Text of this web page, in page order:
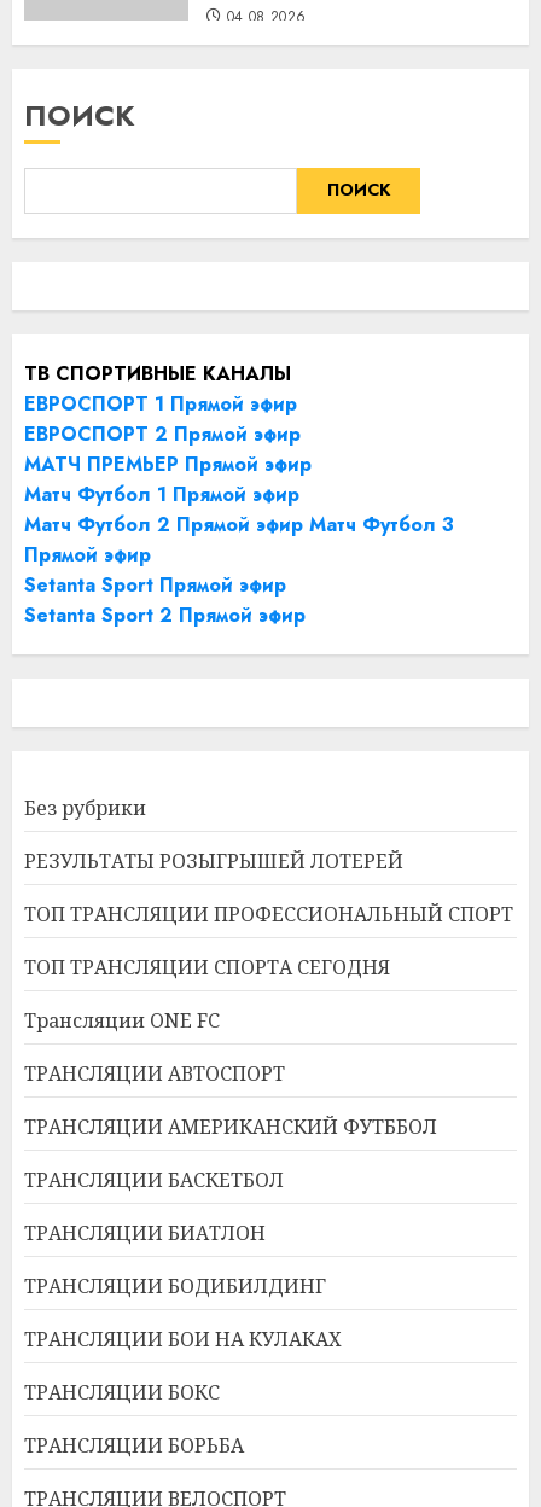
04.08.2026
ПОИСК
ПОИСК
ТВ СПОРТИВНЫЕ КАНАЛЫ
ЕВРОСПОРТ 1 Прямой эфир
ЕВРОСПОРТ 2 Прямой эфир
МАТЧ ПРЕМЬЕР Прямой эфир
Матч Футбол 1 Прямой эфир
Матч Футбол 2 Прямой эфир Матч Футбол 3
Прямой эфир
Setanta Sport Прямой эфир
Setanta Sport 2 Прямой эфир
Без рубрики
РЕЗУЛЬТАТЫ РОЗЫГРЫШЕЙ ЛОТЕРЕЙ
ТОП ТРАНСЛЯЦИИ ПРОФЕССИОНАЛЬНЫЙ СПОРТ
ТОП ТРАНСЛЯЦИИ СПОРТА СЕГОДНЯ
Трансляции ONE FC
ТРАНСЛЯЦИИ АВТОСПОРТ
ТРАНСЛЯЦИИ АМЕРИКАНСКИЙ ФУТББОЛ
ТРАНСЛЯЦИИ БАСКЕТБОЛ
ТРАНСЛЯЦИИ БИАТЛОН
ТРАНСЛЯЦИИ БОДИБИЛДИНГ
ТРАНСЛЯЦИИ БОИ НА КУЛАКАХ
ТРАНСЛЯЦИИ БОКС
ТРАНСЛЯЦИИ БОРЬБА
ТРАНСЛЯЦИИ ВЕЛОСПОРТ